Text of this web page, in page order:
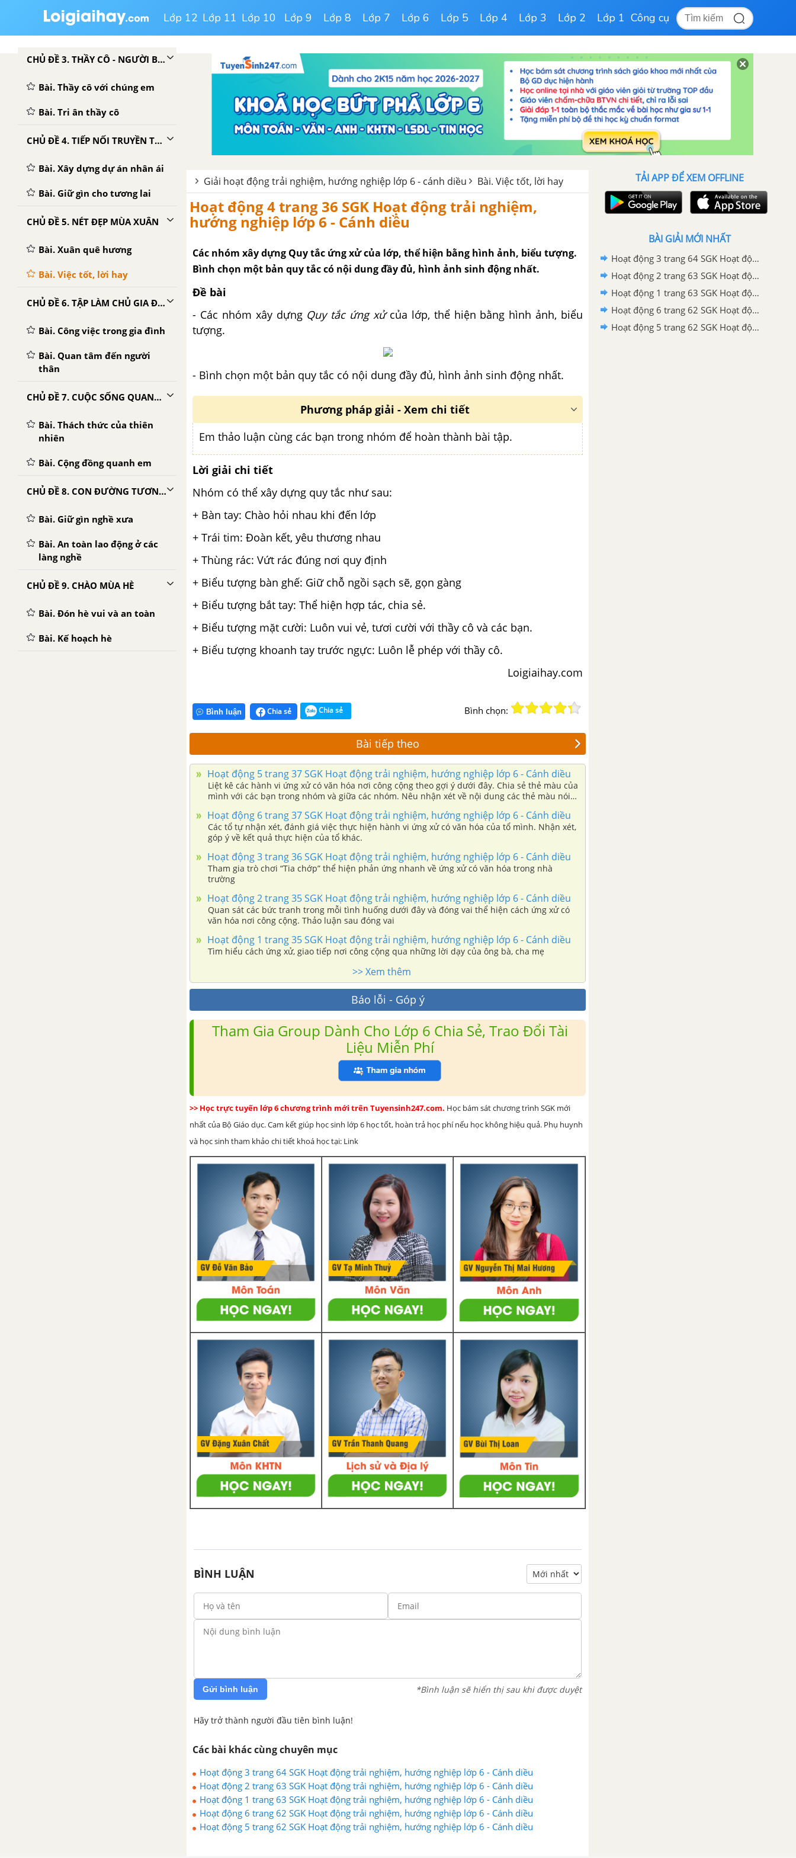
Lớp 12 Lớp 11 Lớp 10 Lớp 9 Lớp 8 Lớp 7 Lớp 6 Lớp 5 Lớp 4 Lớp 3 Lớp 2 Lớp 1 Công cụ
CHỦ ĐỀ 3. THẦY CÔ - NGƯỜI BẠN ĐỒNG HÀNH
Bài. Thầy cô với chúng em
Bài. Tri ân thầy cô
CHỦ ĐỀ 4. TIẾP NỐI TRUYỀN THỐNG QUÊ HƯƠNG
Bài. Xây dựng dự án nhân ái
Bài. Giữ gìn cho tương lai
CHỦ ĐỀ 5. NÉT ĐẸP MÙA XUÂN
Bài. Xuân quê hương
Bài. Việc tốt, lời hay
CHỦ ĐỀ 6. TẬP LÀM CHỦ GIA ĐÌNH
Bài. Công việc trong gia đình
Bài. Quan tâm đến người
thân
CHỦ ĐỀ 7. CUỘC SỐNG QUANH TA
Bài. Thách thức của thiên
nhiên
Bài. Cộng đồng quanh em
CHỦ ĐỀ 8. CON ĐƯỜNG TƯƠNG LAI
Bài. Giữ gìn nghề xưa
Bài. An toàn lao động ở các
làng nghề
CHỦ ĐỀ 9. CHÀO MÙA HÈ
Bài. Đón hè vui và an toàn
Bài. Kế hoạch hè
Giải hoạt động trải nghiệm, hướng nghiệp lớp 6 - cánh diều Bài. Việc tốt, lời hay
Hoạt động 4 trang 36 SGK Hoạt động trải nghiệm,
hướng nghiệp lớp 6 - Cánh diều
Các nhóm xây dựng Quy tắc ứng xử của lớp, thể hiện bằng hình ảnh, biểu tượng.
Bình chọn một bản quy tắc có nội dung đầy đủ, hình ảnh sinh động nhất.
Đề bài
- Các nhóm xây dựng Quy tắc ứng xửcủa lớp, thể hiện bằng hình ảnh, biểu
tượng.
- Bình chọn một bản quy tắc có nội dung đầy đủ, hình ảnh sinh động nhất.
Phương pháp giải - Xem chi tiết
Em thảo luận cùng các bạn trong nhóm để hoàn thành bài tập.
Lời giải chi tiết
Nhóm có thể xây dựng quy tắc như sau:
+ Bàn tay: Chào hỏi nhau khi đến lớp
+ Trái tim: Đoàn kết, yêu thương nhau
+ Thùng rác: Vứt rác đúng nơi quy định
+ Biểu tượng bàn ghế: Giữ chỗ ngồi sạch sẽ, gọn gàng
+ Biểu tượng bắt tay: Thể hiện hợp tác, chia sẻ.
+ Biểu tượng mặt cười: Luôn vui vẻ, tươi cười với thầy cô và các bạn.
+ Biểu tượng khoanh tay trước ngực: Luôn lễ phép với thầy cô.
Loigiaihay.com
Bình luận Chia sẻ Chia sẻ Bình chọn:
Bài tiếp theo
Hoạt động 5 trang 37 SGK Hoạt động trải nghiệm, hướng nghiệp lớp 6 - Cánh diều
Liệt kê các hành vi ứng xử có văn hóa nơi công cộng theo gợi ý dưới đây. Chia sẻ thẻ màu của
mình với các bạn trong nhóm và giữa các nhóm. Nêu nhận xét về nội dung các thẻ màu nói
Hoạt động 6 trang 37 SGK Hoạt động trải nghiệm, hướng nghiệp lớp 6 - Cánh diều
Các tổ tự nhận xét, đánh giá việc thực hiện hành vi ứng xử có văn hóa của tổ mình. Nhận xét,
góp ý về kết quả thực hiện của tổ khác.
Hoạt động 3 trang 36 SGK Hoạt động trải nghiệm, hướng nghiệp lớp 6 - Cánh diều
Tham gia trò chơi “Tia chớp” thể hiện phản ứng nhanh về ứng xử có văn hóa trong nhà
trường
Hoạt động 2 trang 35 SGK Hoạt động trải nghiệm, hướng nghiệp lớp 6 - Cánh diều
Quan sát các bức tranh trong mỗi tình huống dưới đây và đóng vai thể hiện cách ứng xử có
văn hóa nơi công cộng. Thảo luận sau đóng vai
Hoạt động 1 trang 35 SGK Hoạt động trải nghiệm, hướng nghiệp lớp 6 - Cánh diều
Tìm hiểu cách ứng xử, giao tiếp nơi công cộng qua những lời dạy của ông bà, cha mẹ
>> Xem thêm
Báo lỗi - Góp ý
Tham Gia Group Dành Cho Lớp 6 Chia Sẻ, Trao Đổi Tài
Liệu Miễn Phí
>> Học trực tuyến lớp 6 chương trình mới trên Tuyensinh247.com. Học bám sát chương trình SGK mới
nhất của Bộ Giáo dục. Cam kết giúp học sinh lớp 6 học tốt, hoàn trả học phí nếu học không hiệu quả. Phụ huynh
và học sinh tham khảo chi tiết khoá học tại: Link
BÌNH LUẬN
Gửi bình luận *Bình luận sẽ hiển thị sau khi được duyệt
Hãy trở thành người đầu tiên bình luận!
Các bài khác cùng chuyên mục
Hoạt động 3 trang 64 SGK Hoạt động trải nghiệm, hướng nghiệp lớp 6 - Cánh diều
Hoạt động 2 trang 63 SGK Hoạt động trải nghiệm, hướng nghiệp lớp 6 - Cánh diều
Hoạt động 1 trang 63 SGK Hoạt động trải nghiệm, hướng nghiệp lớp 6 - Cánh diều
Hoạt động 6 trang 62 SGK Hoạt động trải nghiệm, hướng nghiệp lớp 6 - Cánh diều
Hoạt động 5 trang 62 SGK Hoạt động trải nghiệm, hướng nghiệp lớp 6 - Cánh diều
TẢI APP ĐỂ XEM OFFLINE
BÀI GIẢI MỚI NHẤT
Hoạt động 3 trang 64 SGK Hoạt động trải nghiệm, hướng nghiệp lớp 6 - Cánh diều
Hoạt động 2 trang 63 SGK Hoạt động trải nghiệm, hướng nghiệp lớp 6 - Cánh diều
Hoạt động 1 trang 63 SGK Hoạt động trải nghiệm, hướng nghiệp lớp 6 - Cánh diều
Hoạt động 6 trang 62 SGK Hoạt động trải nghiệm, hướng nghiệp lớp 6 - Cánh diều
Hoạt động 5 trang 62 SGK Hoạt động trải nghiệm, hướng nghiệp lớp 6 - Cánh diều